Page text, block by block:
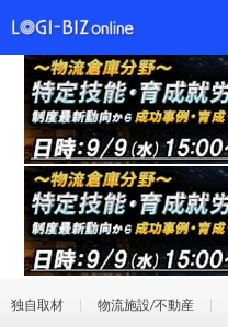
独自取材 物流施設/不動産